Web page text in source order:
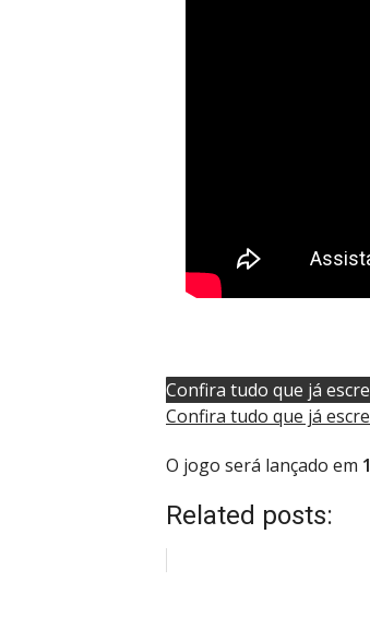
Confira tudo que já
Confira tudo que já
O jogo será lançado em
Related posts: